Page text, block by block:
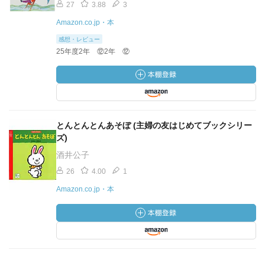
27 3.88 3
Amazon.co.jp・本
感想・レビュー
25年度2年 ⑫2年 ⑫
とんとんとんあそぼ (主婦の友はじめてブックシリー
ズ)
酒井公子
26 4.00 1
Amazon.co.jp・本